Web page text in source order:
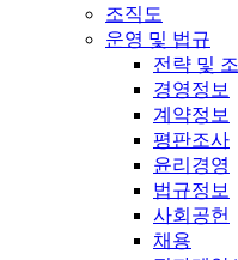
조직도
운영 및 법규
전략 및
경영정보
계약정보
평판조사
윤리경영
법규정보
사회공헌
채용